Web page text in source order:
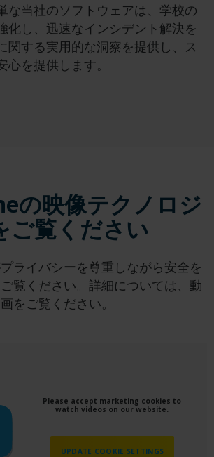
な当社のソフトウェアは、学校の
化し、迅速なインシデント解決を
関する実用的な洞察を提供し、ス
心を提供します。
の映像テクノロジ
ご覧ください
ライバシーを尊重しながら安全を
覧ください。詳細については、動
画をご覧ください。
Please accept marketing cookies to
watch videos on our website.
UPDATE COOKIE SETTINGS